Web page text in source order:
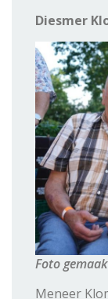
Diesmer
Foto
Meneer